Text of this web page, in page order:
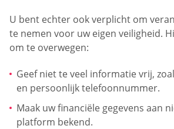
U bent echter ook verplicht om
te nemen voor uw eigen veiligheid.
om te overwegen:
Geef niet te veel informatie vrij,
en persoonlijk telefoonnummer.
Maak uw financiële gegevens aan
platform bekend.